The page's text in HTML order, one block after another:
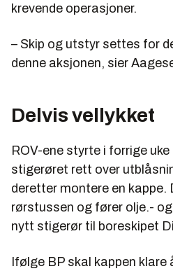
krevende operasjoner.
– Skip og utstyr settes for
denne aksjonen, sier
Delvis vellykket
ROV-ene styrte i forrige
stigerøret rett over
deretter montere en
rørstussen og fører olje.-
nytt stigerør til boreskipet
Ifølge BP skal kappen